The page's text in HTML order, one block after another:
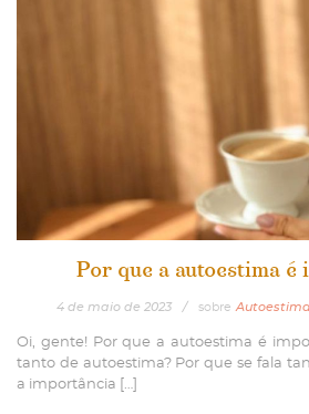
Por que a autoestima é
4 de maio de 2023 / sobre Autoestima
Oi, gente! Por que a autoestima é
tanto de autoestima? Por que se fala
a importância […]